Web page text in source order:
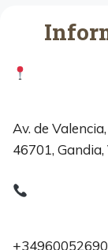
Av. de
46701, Gandia,
+34960052690